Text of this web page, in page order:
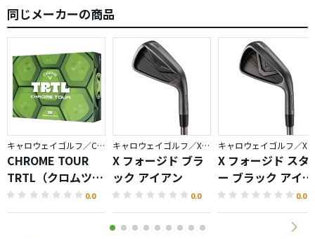
同じメーカーの商品
キャロウェイゴルフ／CHROME
CHROME TOUR
TRTL（クロムツア
ータートル）ボー
ル
0.0
キャロウェイゴルフ／X FORGED
X フォージド ブラ
ック アイアン
0.0
X フォージド スタ
ー ブラック アイア
ン
0.0